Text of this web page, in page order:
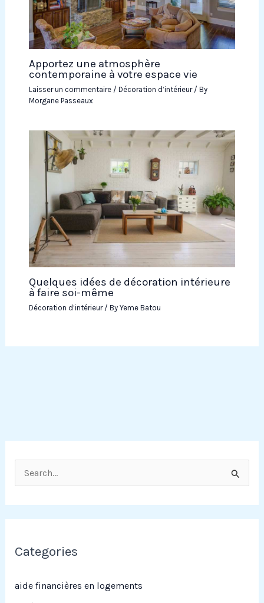
e
c
Categories
aide financières en logements
Apportez une atmosphère
contemporaine à votre espace vie
Laisser un commentaire / Décoration d’intérieur/ By
Morgane Passeaux
Quelques idées de décoration intérieure
à faire soi-même
Décoration d’intérieur/ By Yeme Batou